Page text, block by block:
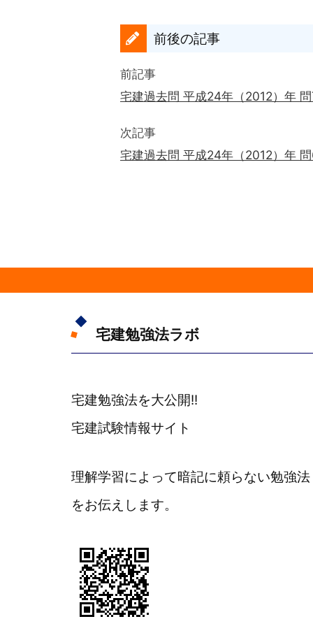
前後の記事
前記事
宅建過去問 平成24年（2012）年
次記事
宅建過去問 平成24年（2012）年
宅建勉強法ラボ
宅建勉強法を大公開!!
宅建試験情報サイト
理解学習によって暗記に頼らない勉強法
をお伝えします。